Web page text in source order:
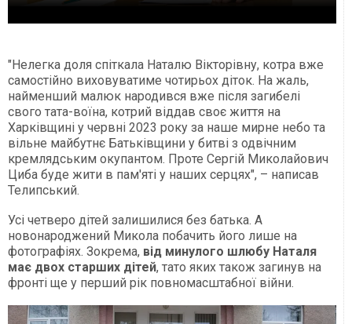
"Нелегка доля спіткала Наталю Вікторівну, котра вже
самостійно виховуватиме чотирьох діток. На жаль,
найменший малюк народився вже після загибелі
свого тата-воїна, котрий віддав своє життя на
Харківщині у червні 2023 року за наше мирне небо та
вільне майбутнє Батьківщини у битві з одвічним
кремлядським окупантом. Проте Сергій Миколайович
Циба буде жити в пам'яті у наших серцях", – написав
Телипський.
Усі четверо дітей залишилися без батька. А
новонароджений Микола побачить його лише на
фотографіях. Зокрема, від минулого шлюбу Наталя
має двох старших дітей, тато яких також загинув на
фронті ще у перший рік повномасштабної війни.